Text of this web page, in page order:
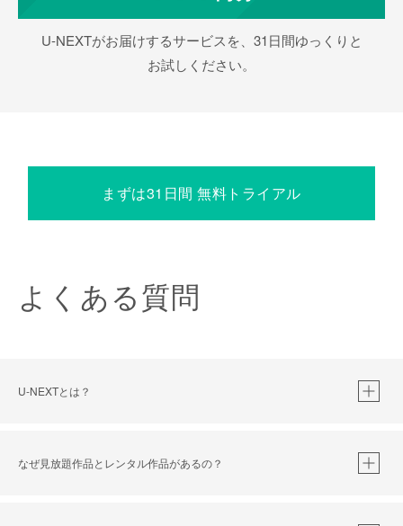
U-NEXTがお届けするサービスを、31日間ゆっくりと
お試しください。
まずは31日間 無料トライアル
よくある質問
U-NEXTとは？
なぜ見放題作品とレンタル作品があるの？